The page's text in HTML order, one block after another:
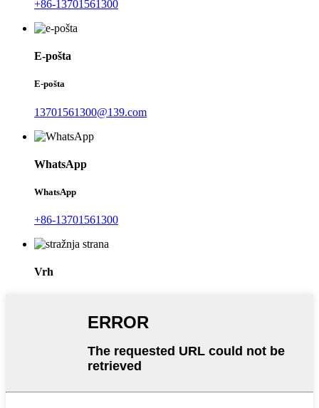
+86-13701561300
E-pošta
E-pošta
13701561300@139.com
WhatsApp
WhatsApp
+86-13701561300
Vrh